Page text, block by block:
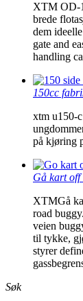
XTM OD-
brede
dem
gate and
handling
150cc
xtm u150-
på kjøring
Gå kart off
XTMGå
road
veien
til tykke,
styrer
Søk